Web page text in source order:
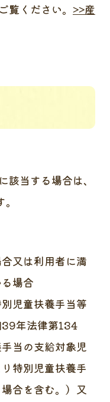
ください。 >>産
当する場合は、
又は利用者に満
場合
児童扶養手当等
39年法律第134
当の支給対象児
特別児童扶養手
合を含む。）又